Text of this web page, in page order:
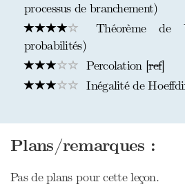
processus de branchement)
Théorème de
probabilités)
Percolation [ref]
Inégalité de
Plans/remarques :
Pas de plans pour cette leçon.